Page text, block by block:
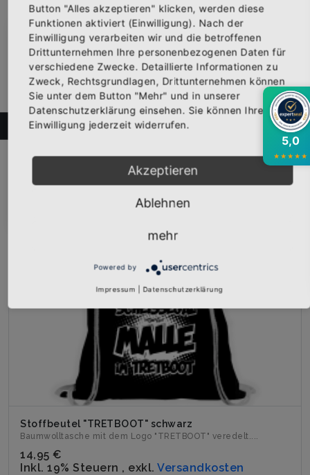
FILTER
Sweat-Shirt "TRETBOOT" schwarz
Vorderseite bedruckt mit dem Logo "TRETBOOT". Erhältlich i...
29,95 €
exkl.Versandkosten
Stoffbeutel "TRETBOOT" schwarz
Baumwolltasche mit dem Logo "TRETBOOT" veredelt....
14,95 €
Inkl. 19% Steuern , exkl. Versandkosten
Abonniere jetzt unseren Newsletter ×
Bekomme die aktuellsten News über neue
Produkte und zudem einen 10% Gutschein für
deine nächste Bestellung.
Abonnieren
5,0
★★★★★
Button "Alles akzeptieren" klicken, werden diese
Funktionen aktiviert (Einwilligung). Nach der
Einwilligung verarbeiten wir und die betroffenen
Drittunternehmen Ihre personenbezogenen Daten für
verschiedene Zwecke. Detaillierte Informationen zu
Zweck, Rechtsgrundlagen, Drittunternehmen können
Sie unter dem Button "Mehr" und in unserer
Datenschutzerklärung einsehen. Sie können Ihre
Einwilligung jederzeit widerrufen.
Akzeptieren
Ablehnen
mehr
Powered by
Impressum Datenschutzerklärung